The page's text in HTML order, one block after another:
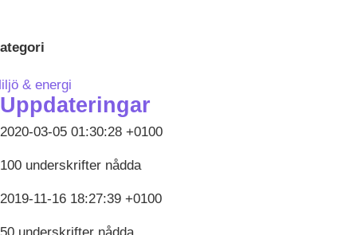
& energi
Uppdateringar
2020-03-05 01:30:28 +0100
100 underskrifter nådda
2019-11-16 18:27:39 +0100